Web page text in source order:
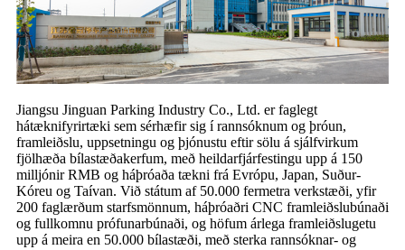
Jiangsu Jinguan Parking Industry Co., Ltd. er faglegt
hátæknifyrirtæki sem sérhæfir sig í rannsóknum og þróun,
framleiðslu, uppsetningu og þjónustu eftir sölu á sjálfvirkum
fjölhæða bílastæðakerfum, með heildarfjárfestingu upp á 150
milljónir RMB og háþróaða tækni frá Evrópu, Japan, Suður-
Kóreu og Taívan. Við státum af 50.000 fermetra verkstæði, yfir
200 faglærðum starfsmönnum, háþróaðri CNC framleiðslubúnaði
og fullkomnu prófunarbúnaði, og höfum árlega framleiðslugetu
upp á meira en 50.000 bílastæði, með sterka rannsóknar- og